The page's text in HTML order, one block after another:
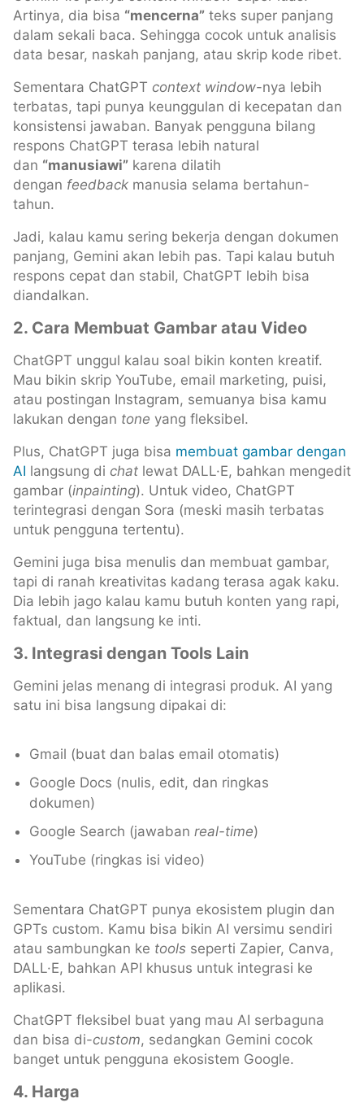
Artinya, dia bisa “mencerna” teks super panjang
dalam sekali baca. Sehingga cocok untuk analisis
data besar, naskah panjang, atau skrip kode ribet.
Sementara ChatGPT context window-nya lebih
terbatas, tapi punya keunggulan di kecepatan dan
konsistensi jawaban. Banyak pengguna bilang
respons ChatGPT terasa lebih natural
dan “manusiawi” karena dilatih
dengan feedback manusia selama bertahun-
tahun.
Jadi, kalau kamu sering bekerja dengan dokumen
panjang, Gemini akan lebih pas. Tapi kalau butuh
respons cepat dan stabil, ChatGPT lebih bisa
diandalkan.
2. Cara Membuat Gambar atau Video
ChatGPT unggul kalau soal bikin konten kreatif.
Mau bikin skrip YouTube, email marketing, puisi,
atau postingan Instagram, semuanya bisa kamu
lakukan dengan tone yang fleksibel.
Plus, ChatGPT juga bisa membuat gambar dengan
AI langsung di chat lewat DALL·E, bahkan mengedit
gambar (inpainting). Untuk video, ChatGPT
terintegrasi dengan Sora (meski masih terbatas
untuk pengguna tertentu).
Gemini juga bisa menulis dan membuat gambar,
tapi di ranah kreativitas kadang terasa agak kaku.
Dia lebih jago kalau kamu butuh konten yang rapi,
faktual, dan langsung ke inti.
3. Integrasi dengan Tools Lain
Gemini jelas menang di integrasi produk. AI yang
satu ini bisa langsung dipakai di:
Gmail (buat dan balas email otomatis)
Google Docs (nulis, edit, dan ringkas
dokumen)
Google Search (jawaban real-time)
YouTube (ringkas isi video)
Sementara ChatGPT punya ekosistem plugin dan
GPTs custom. Kamu bisa bikin AI versimu sendiri
atau sambungkan ke tools seperti Zapier, Canva,
DALL·E, bahkan API khusus untuk integrasi ke
aplikasi.
ChatGPT fleksibel buat yang mau AI serbaguna
dan bisa di-custom, sedangkan Gemini cocok
banget untuk pengguna ekosistem Google.
4. Harga